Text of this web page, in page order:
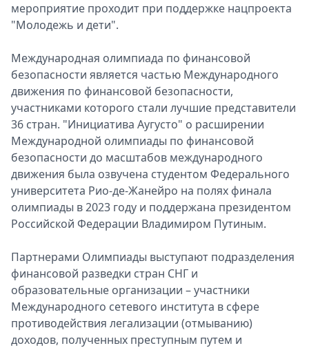
мероприятие проходит при поддержке нацпроекта
"Молодежь и дети".
Международная олимпиада по финансовой
безопасности является частью Международного
движения по финансовой безопасности,
участниками которого стали лучшие представители
36 стран. "Инициатива Аугусто" о расширении
Международной олимпиады по финансовой
безопасности до масштабов международного
движения была озвучена студентом Федерального
университета Рио-де-Жанейро на полях финала
олимпиады в 2023 году и поддержана президентом
Российской Федерации Владимиром Путиным.
Партнерами Олимпиады выступают подразделения
финансовой разведки стран СНГ и
образовательные организации – участники
Международного сетевого института в сфере
противодействия легализации (отмыванию)
доходов, полученных преступным путем и